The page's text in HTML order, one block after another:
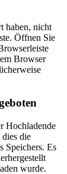
haben, nicht
Öffnen Sie
Browser
Hochladende
die
Speichers. Es
wurde.